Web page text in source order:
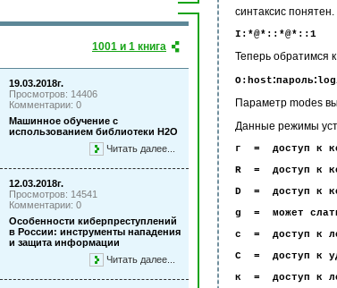
1001 и 1 книга
19.03.2018г.
Просмотров: 14406
Комментарии: 0
Машинное обучение с
использованием библиотеки Н2О
Читать далее...
12.03.2018г.
Просмотров: 14541
Комментарии: 0
Особенности киберпреступлений
в России: инструменты нападения
и защита информации
Читать далее...
синтаксис
I:*@*::*@*::1
Теперь обратимся
O:host:пароль:log
Параметр modes
Данные режимы
г = доступ к
R = доступ к
D = доступ к
g = может
с = доступ к
С = доступ к
к = доступ к